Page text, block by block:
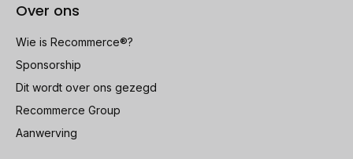
Over ons
Wie is Recommerce®?
Sponsorship
Dit wordt over ons gezegd
Recommerce Group
Aanwerving